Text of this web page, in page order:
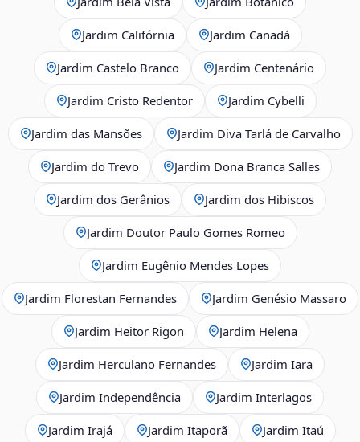
Jardim Califórnia Jardim Canadá
Jardim Castelo Branco Jardim Centenário
Jardim Cristo Redentor Jardim Cybelli
Jardim das Mansões Jardim Diva Tarlá de Carvalho
Jardim do Trevo Jardim Dona Branca Salles
Jardim dos Gerânios Jardim dos Hibiscos
Jardim Doutor Paulo Gomes Romeo
Jardim Eugênio Mendes Lopes
Jardim Florestan Fernandes Jardim Genésio Massaro
Jardim Heitor Rigon Jardim Helena
Jardim Herculano Fernandes Jardim Iara
Jardim Independência Jardim Interlagos
Jardim Irajá Jardim Itaporã Jardim Itaú